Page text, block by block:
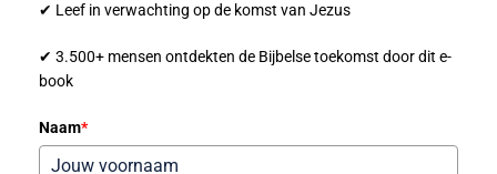
✔ Leef in verwachting op de komst van Jezus
✔ 3.500+ mensen ontdekten de Bijbelse toekomst door dit e-
book
Naam*